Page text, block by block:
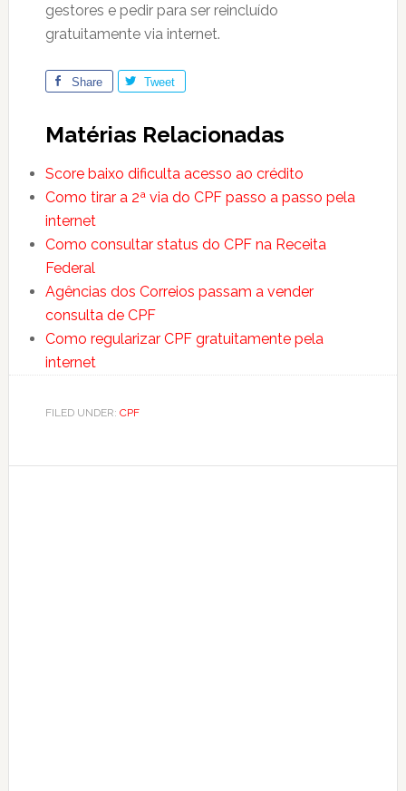
gestores e pedir para ser reincluído
gratuitamente via internet.
Share Tweet
Matérias Relacionadas
Score baixo dificulta acesso ao crédito
Como tirar a 2ª via do CPF passo a passo pela
internet
Como consultar status do CPF na Receita
Federal
Agências dos Correios passam a vender
consulta de CPF
Como regularizar CPF gratuitamente pela
internet
FILED UNDER: CPF